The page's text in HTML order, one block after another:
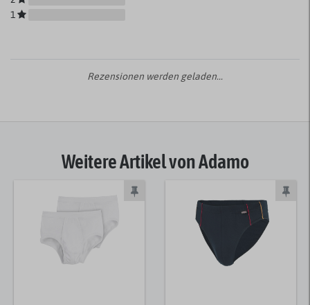
1
Rezensionen werden geladen...
Weitere Artikel von Adamo